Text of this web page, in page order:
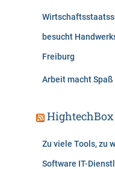
besucht
Freiburg
Arbeit macht Spaß
HightechBox
Zu viele Tools, zu
Software IT-